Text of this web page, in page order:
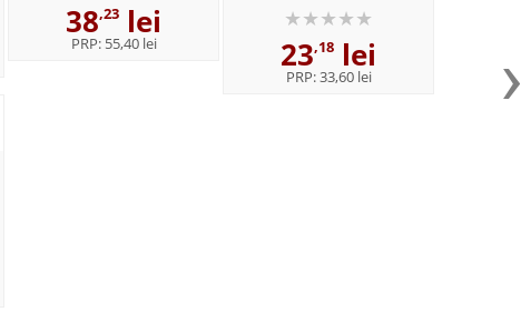
38,23 lei
PRP: 55,40 lei
Kendare Blake
23,18 lei
PRP:33,60 lei ›